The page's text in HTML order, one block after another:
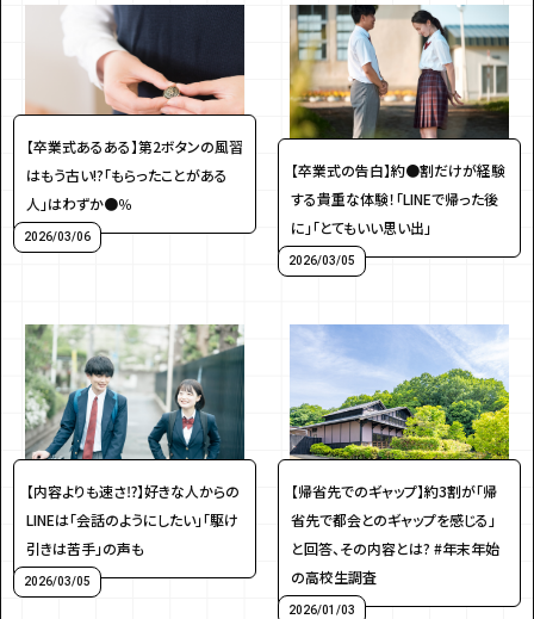
【卒業式あるある】第2ボタンの風習
はもう古い!?「もらったことがある
人」はわずか●％
2026/03/06
【卒業式の告白】約●割だけが経験
する貴重な体験！「LINEで帰った後
に」「とてもいい思い出」
2026/03/05
【内容よりも速さ⁉】好きな人からの
LINEは「会話のようにしたい」「駆け
引きは苦手」の声も
2026/03/05
【帰省先でのギャップ】約3割が「帰
省先で都会とのギャップを感じる」
と回答、その内容とは? #年末年始
の高校生調査
2026/01/03